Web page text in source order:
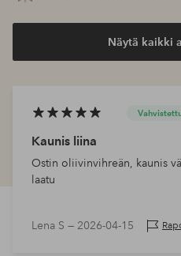
Näytä kaikki
Kaunis liina
Ostin oliivinvihreän, kaunis
laatu
Lena S — 2026-04-15